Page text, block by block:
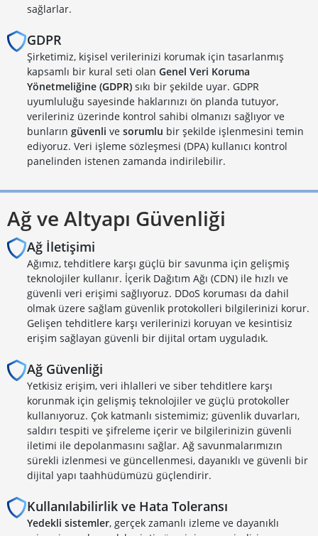
sağlarlar.
GDPR
Şirketimiz, kişisel verilerinizi korumak için tasarlanmış
kapsamlı bir kural seti olan Genel Veri Koruma
Yönetmeliğine (GDPR) sıkı bir şekilde uyar. GDPR
uyumluluğu sayesinde haklarınızı ön planda tutuyor,
verileriniz üzerinde kontrol sahibi olmanızı sağlıyor ve
bunların güvenli ve sorumlu bir şekilde işlenmesini temin
ediyoruz. Veri işleme sözleşmesi (DPA) kullanıcı kontrol
panelinden istenen zamanda indirilebilir.
Ağ ve Altyapı Güvenliği
Ağ İletişimi
Ağımız, tehditlere karşı güçlü bir savunma için gelişmiş
teknolojiler kullanır. İçerik Dağıtım Ağı (CDN) ile hızlı ve
güvenli veri erişimi sağlıyoruz. DDoS koruması da dahil
olmak üzere sağlam güvenlik protokolleri bilgilerinizi korur.
Gelişen tehditlere karşı verilerinizi koruyan ve kesintisiz
erişim sağlayan güvenli bir dijital ortam uyguladık.
Ağ Güvenliği
Yetkisiz erişim, veri ihlalleri ve siber tehditlere karşı
korunmak için gelişmiş teknolojiler ve güçlü protokoller
kullanıyoruz. Çok katmanlı sistemimiz; güvenlik duvarları,
saldırı tespiti ve şifreleme içerir ve bilgilerinizin güvenli
iletimi ile depolanmasını sağlar. Ağ savunmalarımızın
sürekli izlenmesi ve güncellenmesi, dayanıklı ve güvenli bir
dijital yapı taahhüdümüzü güçlendirir.
Kullanılabilirlik ve Hata Toleransı
Yedekli sistemler, gerçek zamanlı izleme ve dayanıklı